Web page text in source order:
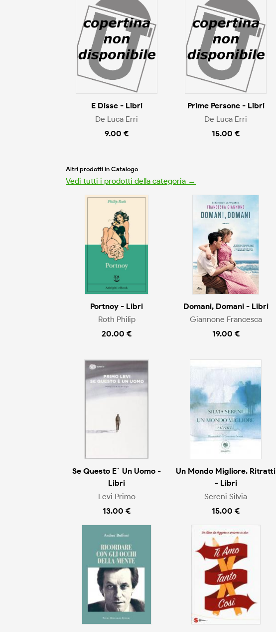
E Disse - Libri
De Luca Erri
9.00 €
Prime Persone - Libri
De Luca Erri
15.00 €
Altri prodotti in Catalogo
Vedi tutti i prodotti della categoria →
Portnoy - Libri
Roth Philip
20.00 €
Domani, Domani - Libri
Giannone Francesca
19.00 €
Se Questo E` Un Uomo -
Libri
Levi Primo
13.00 €
Un Mondo Migliore. Ritratti
- Libri
Sereni Silvia
15.00 €